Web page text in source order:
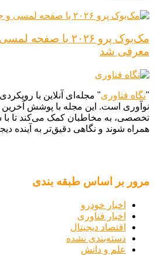
مک‌بوک پرو ۲۰۲۶ با
معرفی شد
"نگاه فناوری" مجله‌ای آنلاین با
نوآوری است. این مجله با پوشش آخرین
تخصصی، به مخاطبان کمک می‌کند تا
همراه شوند و نگاهی دقیق‌تر به آینده
مرور بر اساس طبقه بندی
اخبار خودرو
اخبار فناوری
اقتصاد دیجیتال
دسته‌بندی نشده
علم و دانش